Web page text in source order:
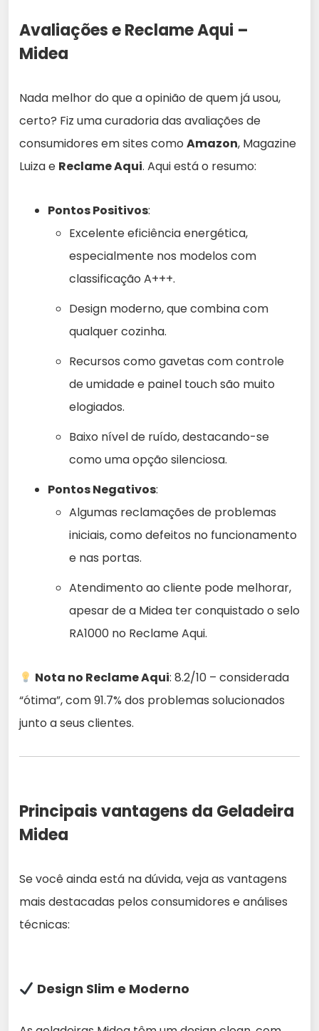
Avaliações e Reclame Aqui –
Midea
Nada melhor do que a opinião de quem já usou,
certo? Fiz uma curadoria das avaliações de
consumidores em sites como Amazon, Magazine
Luiza e Reclame Aqui. Aqui está o resumo:
Pontos Positivos:
Excelente eficiência energética,
especialmente nos modelos com
classificação A+++.
Design moderno, que combina com
qualquer cozinha.
Recursos como gavetas com controle
de umidade e painel touch são muito
elogiados.
Baixo nível de ruído, destacando-se
como uma opção silenciosa.
Pontos Negativos:
Algumas reclamações de problemas
iniciais, como defeitos no funcionamento
e nas portas.
Atendimento ao cliente pode melhorar,
apesar de a Midea ter conquistado o selo
RA1000 no Reclame Aqui.
Nota no Reclame Aqui: 8.2/10 – considerada
“ótima”, com 91.7% dos problemas solucionados
junto a seus clientes.
Principais vantagens da Geladeira
Midea
Se você ainda está na dúvida, veja as vantagens
mais destacadas pelos consumidores e análises
técnicas:
Design Slim e Moderno